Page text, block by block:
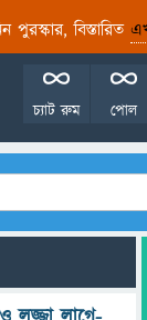
পুরস্কার, বিস্তারিত
পোল
চ্যাট রুম